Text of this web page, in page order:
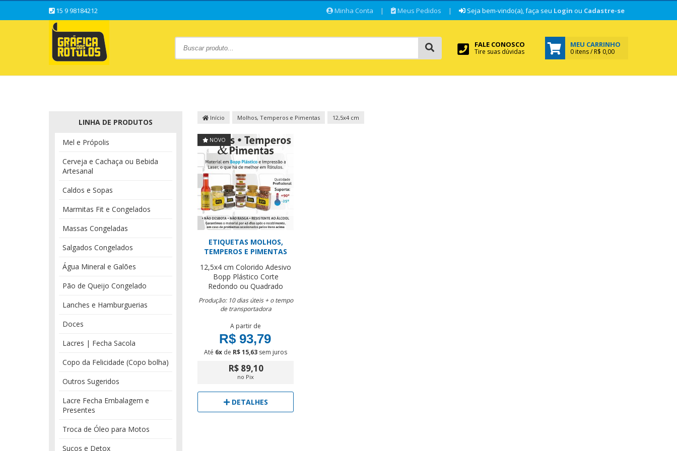
15 9 98184212 Minha Conta | Meus Pedidos | Seja bem-vindo(a), faça seu Login ou Cadastre-se
FALE CONOSCO
Tire suas dúvidas
MEU CARRINHO
0 itens / R$ 0,00
LINHA DE PRODUTOS
Mel e Própolis
Cerveja e Cachaça ou Bebida
Artesanal
Caldos e Sopas
Marmitas Fit e Congelados
Massas Congeladas
Salgados Congelados
Água Mineral e Galões
Pão de Queijo Congelado
Lanches e Hamburguerias
Doces
Lacres | Fecha Sacola
Copo da Felicidade (Copo bolha)
Outros Sugeridos
Lacre Fecha Embalagem e
Presentes
Troca de Óleo para Motos
Sucos e Detox
Início Molhos, Temperos e Pimentas 12,5x4 cm
NOVO
ETIQUETAS MOLHOS,
TEMPEROS E PIMENTAS
12,5x4 cm Colorido Adesivo
Bopp Plástico Corte
Redondo ou Quadrado
Produção: 10 dias úteis + o tempo
de transportadora
A partir de
R$ 93,79
Até 6x de R$ 15,63 sem juros
R$ 89,10
no Pix
DETALHES